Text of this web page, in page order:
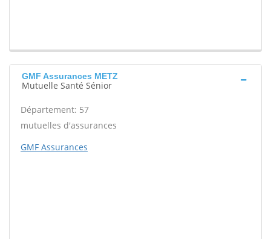
GMF Assurances METZ
Mutuelle Santé Sénior
Département: 57
mutuelles d'assurances
GMF Assurances